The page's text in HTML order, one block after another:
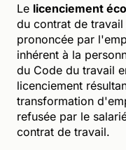
Le licenciement
du contrat de
prononcée par
inhérent à la
du Code du travail
licenciement
transformation
refusée par le
contrat de travail.